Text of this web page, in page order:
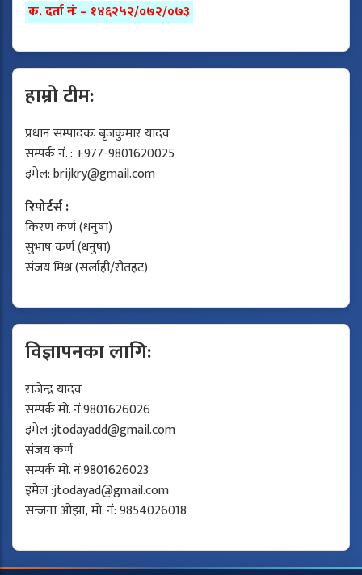
क. दर्ता नंः – १४६२५२/०७२/०७३
हाम्रो टीम:
प्रधान सम्पादकः बृजकुमार यादव
सम्पर्क नं. : +977-9801620025
इमेल:brijkry@gmail.com
रिपोर्टर्स :
किरण कर्ण (धनुषा)
सुभाष कर्ण (धनुषा)
संजय मिश्र (सर्लाही/रौतहट)
विज्ञापनका लागि:
राजेन्द्र यादव
सम्पर्क मो. नं:9801626026
इमेल :jtodayadd@gmail.com
संजय कर्ण
सम्पर्क मो. नं:9801626023
इमेल :jtodayad@gmail.com
सन्जना ओझा, मो. नं: 9854026018